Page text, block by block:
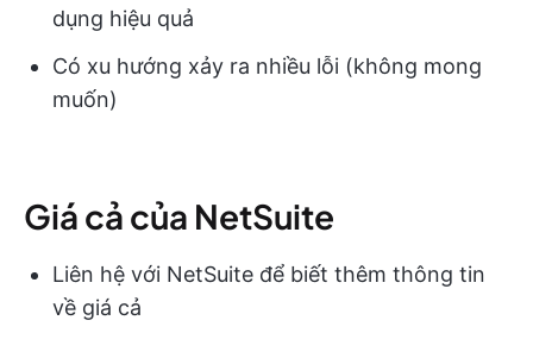
dụng hiệu quả
Có xu hướng xảy ra nhiều lỗi (không mong
muốn)
Giá cả của NetSuite
Liên hệ với NetSuite để biết thêm thông tin
về giá cả